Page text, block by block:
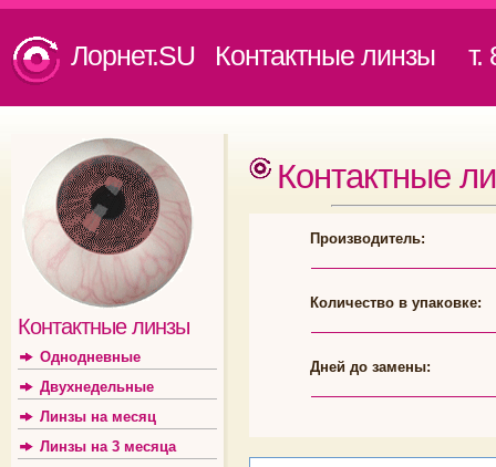
Лорнет.SU Контактные линзы т.
Контактные линзы
Однодневные
Двухнедельные
Линзы на месяц
Линзы на 3 месяца
Контактные
Производитель:
Количество в упаковке:
Дней до замены: